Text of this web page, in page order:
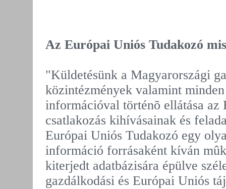
Az Európai Uniós Tudakozó
"Küldetésünk a Magyarországi
közintézmények valamint
információval történõ ellátása az
csatlakozás kihívásainak és
Európai Uniós Tudakozó egy
információ forrásaként kíván
kiterjedt adatbázisára épülve
gazdálkodási és Európai Uniós